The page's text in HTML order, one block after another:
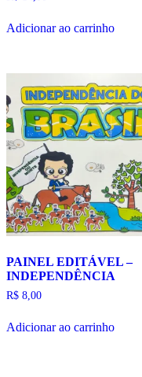
Adicionar ao carrinho
PAINEL EDITÁVEL –
INDEPENDÊNCIA
R$ 8,00
Adicionar ao carrinho